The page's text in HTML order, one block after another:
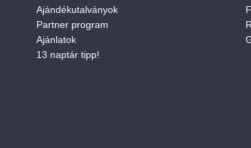
Ajándékutalványok
Partner program
Ajánlatok
13 naptár tipp!